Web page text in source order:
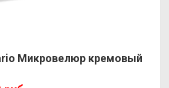
Микровелюр кремовый